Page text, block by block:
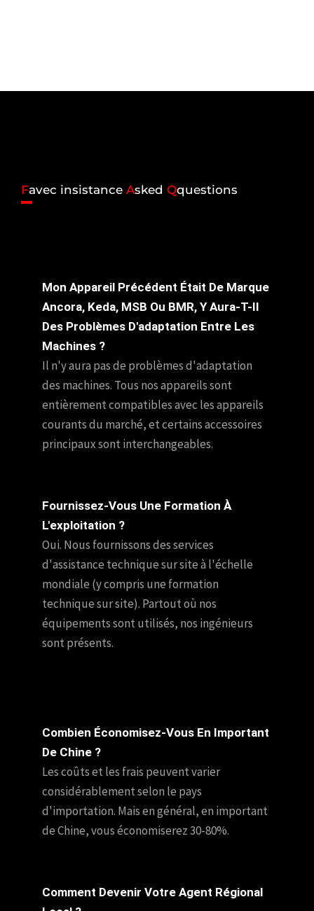
Favec insistance Asked Qquestions
Mon Appareil Précédent Était De Marque
Ancora, Keda, MSB Ou BMR, Y Aura-T-Il
Des Problèmes D'adaptation Entre Les
Machines ?
Il n'y aura pas de problèmes d'adaptation
des machines. Tous nos appareils sont
entièrement compatibles avec les appareils
courants du marché, et certains accessoires
principaux sont interchangeables.
Fournissez-Vous Une Formation À
L'exploitation ?
Oui. Nous fournissons des services
d'assistance technique sur site à l'échelle
mondiale (y compris une formation
technique sur site). Partout où nos
équipements sont utilisés, nos ingénieurs
sont présents.
Combien Économisez-Vous En Important
De Chine ?
Les coûts et les frais peuvent varier
considérablement selon le pays
d'importation. Mais en général, en important
de Chine, vous économiserez 30-80%.
Comment Devenir Votre Agent Régional